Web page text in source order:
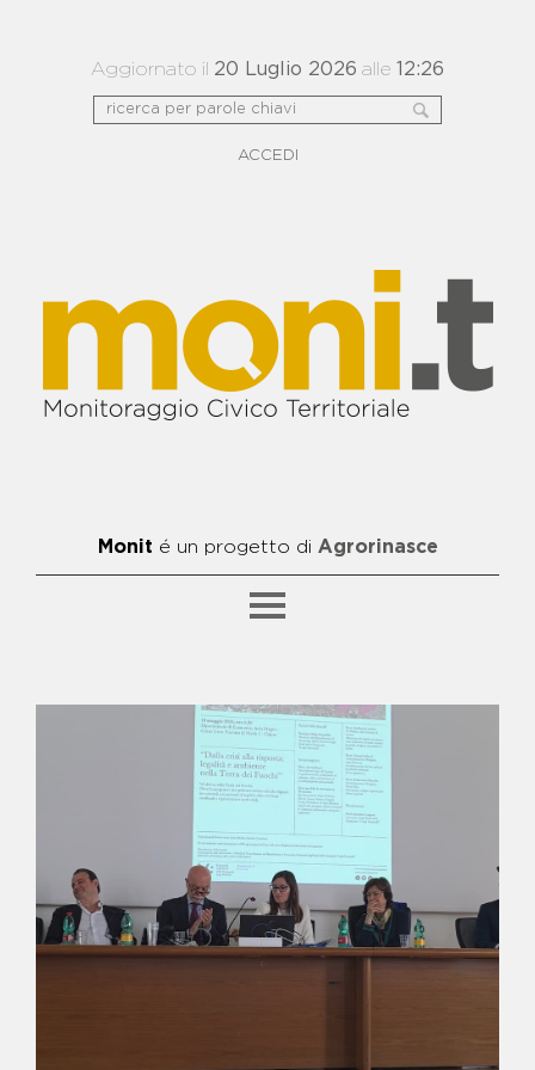
Aggiornato il 20 Luglio 2026 alle 12:26
ACCEDI
Monit é un progetto di Agrorinasce
SFOGLIA PER CATEGORIA
BENE ALFIERO
BENE ANIELLO BIDOGNETTI E
FRANCESCO SCHIAVONE -
BENE ANTONIO ZAGARIA
BENE BIDOGNETTI - CAMPO DI
CALCETTO E AREA GIOCHI
BENE CAPALDO - CENTRO
POLIFUNZIONALE
BENE CATERINO - CENTRO DI